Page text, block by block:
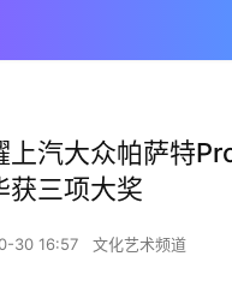
上汽大众帕萨特
获三项大奖
30 16:57 文化艺术频道